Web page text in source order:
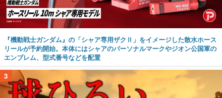
『機動戦士ガンダム』の「シャア専用ザクⅡ」をイメージした散水ホース
リールが予約開始。本体にはシャアのパーソナルマークやジオン公国軍の
エンブレム、型式番号などを配置
3